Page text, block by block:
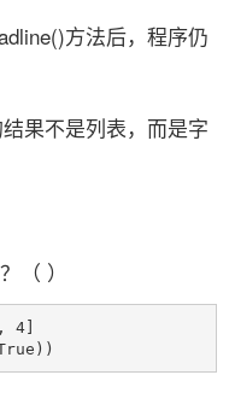
方法后，程序仍
果不是列表，而是字
（ ）
4]